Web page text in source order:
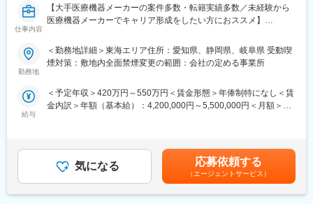
実施しており、日々の業務だけでなく中長期的な視点での相談も
可能です。また、クライアント・社内評価に基いた明確な評価制
■大手製薬企業でも採用～「現場力」を養うための充実した教育体
制と研修コンテンツ～
なる知識の提供だけでなく、MRとしての現場力を培うことに比重
を置いております。
当社の研修内容は大手製薬企業所属MR教育にも使用されておりま
す。
変更の範囲：会社の定める業務
仕事内容
【大手医療機器メーカーの案件多数・転籍実績多数／未経験から
医療機器メーカーでキャリア形成をしたい方におススメ】
■概要：
入社後は配属前研修を受けたのち、当社クライアントである医療
カテーテル、検査機器、電子カルテ、中には医療系Saas製品など
少しでも医療業界でキャリア形成したい！というお気持ちのある
方はカジュアル面談からの参加でも構いませんので一度ご応募く
ださい！
勤務地
＜勤務地詳細＞東海エリア住所：愛知県、静岡県、岐阜県 受動喫
煙対策：敷地内全面禁煙変更の範囲：会社の定める事業所
給与
＜予定年収＞420万円～550万円＜賃金形態＞年俸制特になし＜賃
金内訳＞年額（基本給）：4,200,000円～5,500,000円＜月額＞
気になる 応募依頼する
（エージェントサービス）